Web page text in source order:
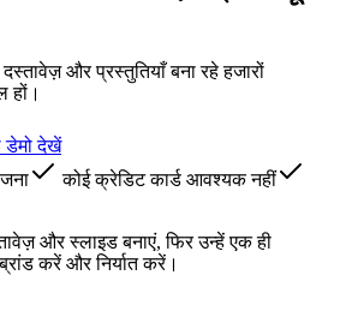
और प्रस्तुतियाँ बना रहे हजारों
हों।
डेमो देखें
कोई क्रेडिट कार्ड आवश्यक नहीं
और स्लाइड बनाएं, फिर उन्हें एक ही
करें और निर्यात करें।